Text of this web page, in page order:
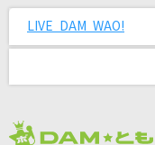
最後の放課後
怪人
LIVE DAM WAO!